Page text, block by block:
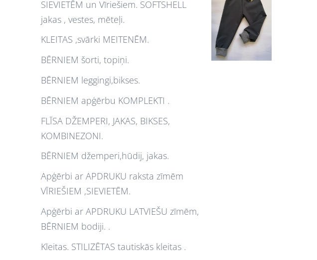
SIEVIETĒM un Vīriešiem. SOFTSHELL
jakas , vestes, mēteļi.
KLEITAS ,svārki MEITENĒM.
BĒRNIEM šorti, topiņi.
BĒRNIEM leggingi,bikses.
BĒRNIEM apģērbu KOMPLEKTI .
FLĪSA DŽEMPERI, JAKAS, BIKSES,
KOMBINEZONI.
BĒRNIEM džemperi,hūdij, jakas.
Apģērbi ar APDRUKU raksta zīmēm
VĪRIEŠIEM ,SIEVIETĒM.
Apģērbi ar APDRUKU LATVIEŠU zīmēm,
BĒRNIEM bodiji. .
Kleitas. STILIZĒTAS tautiskās kleitas .